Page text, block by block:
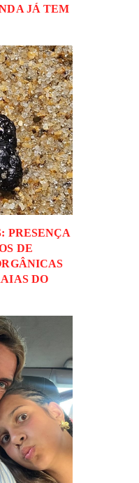
JÁ TEM
PRESENÇA
DE
DO